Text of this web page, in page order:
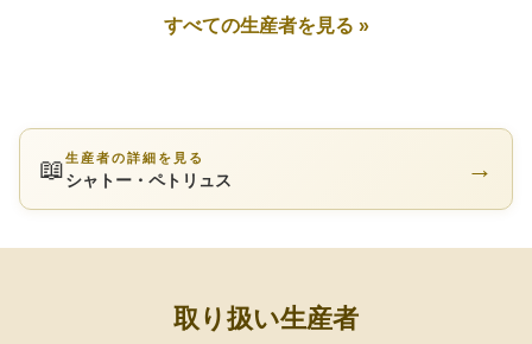
すべての生産者を見る »
📖生産者の詳細を見る
シャトー・ペトリュス →
取り扱い生産者